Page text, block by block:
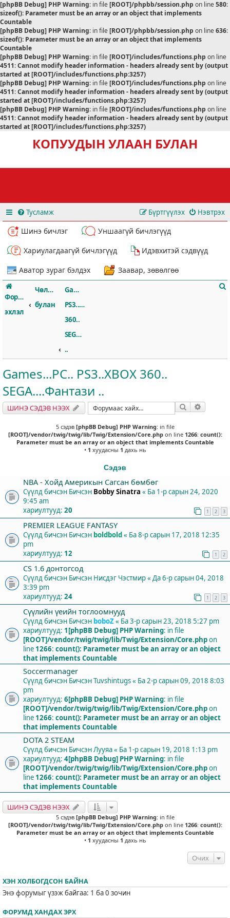
[phpBB Debug] PHP Warning: in file[ROOT]/phpbb/session.php on line580:
sizeof(): Parameter must be an array or an object that implements
Countable
[phpBB Debug] PHP Warning: in file[ROOT]/phpbb/session.php on line636:
sizeof(): Parameter must be an array or an object that implements
Countable
[phpBB Debug] PHP Warning: in file[ROOT]/includes/functions.php on line
4511:Cannot modify header information - headers already sent by (output
started at [ROOT]/includes/functions.php:3257)
[phpBB Debug] PHP Warning: in file[ROOT]/includes/functions.php on line
4511:Cannot modify header information - headers already sent by (output
started at [ROOT]/includes/functions.php:3257)
[phpBB Debug] PHP Warning: in file[ROOT]/includes/functions.php on line
4511:Cannot modify header information - headers already sent by (output
started at [ROOT]/includes/functions.php:3257)
КОПУУДЫН УЛААН БУЛАН
Тусламж Нэвтрэх
Бүртгүүлэх
Шинэ бичлэг
Уншаагүй бичлэгүүд
Хариулагдаагүй бичлэгүүд
Идэвхитэй сэдвүүд
Аватор зураг бэлдэх
Заавар, зөвөлгөө
Форумын
эхлэл
Чөлөөт
булан
Games...PC..
PS3..XBOX
360..
SEGA....Фантази
..
Games...PC.. PS3..XBOX 360..
SEGA....Фантази ..
ШИНЭ СЭДЭВ НЭЭХ Хайлт
5 сэдэв [phpBB Debug] PHP Warning: in file
[ROOT]/vendor/twig/twig/lib/Twig/Extension/Core.phpon line 1266: count():
Parameter must be an array or an object that implements Countable
• 1 хуудасны 1 дахь нь
Сэдэв
NBA - Хойд Америкын Сагсан бөмбөг
Сүүлд бичсэн Бичсэн Bobby Sinatra « Ба 1-р сарын 24, 2020
9:45 am
хариултууд: 20 1 2 3
PREMIER LEAGUE FANTASY
Сүүлд бичсэн Бичсэн boldbold« Ба 8-р сарын 17, 2018 12:35
pm
хариултууд: 12 1 2
СS 1.6 донтогсод
Сүүлд бичсэн Бичсэн Нисдэг Чэстмир« Да 6-р сарын 04, 2018
3:39 pm
хариултууд: 24 1 2 3
Сүүлийн үеийн тоглоомнууд
Сүүлд бичсэн Бичсэн boboZ« Ба 3-р сарын 23, 2018 5:27 pm
хариултууд: 1[phpBB Debug] PHP Warning: in file
[ROOT]/vendor/twig/twig/lib/Twig/Extension/Core.phpon
line 1266: count(): Parameter must be an array or an object
that implements Countable
Soccermanager
Сүүлд бичсэн БичсэнTuvshintugs« Ба 2-р сарын 09, 2018 8:03
pm
хариултууд: 6[phpBB Debug] PHP Warning: in file
[ROOT]/vendor/twig/twig/lib/Twig/Extension/Core.phpon
line 1266: count(): Parameter must be an array or an object
that implements Countable
DOTA 2 STEAM
Сүүлд бичсэн БичсэнЛууяа« Ба 1-р сарын 19, 2018 1:13 pm
хариултууд: 4[phpBB Debug] PHP Warning: in file
[ROOT]/vendor/twig/twig/lib/Twig/Extension/Core.phpon
line 1266: count(): Parameter must be an array or an object
that implements Countable
ШИНЭ СЭДЭВ НЭЭХ
5 сэдэв [phpBB Debug] PHP Warning: in file
[ROOT]/vendor/twig/twig/lib/Twig/Extension/Core.phpon line 1266: count():
Parameter must be an array or an object that implements Countable
• 1 хуудасны 1 дахь нь
Очих
ХЭН ХОЛБОГДСОН БАЙНА
Энэ форумыг үзэж байгаа: 1 ба 0 зочин
ФОРУМД ХАНДАХ ЭРХ